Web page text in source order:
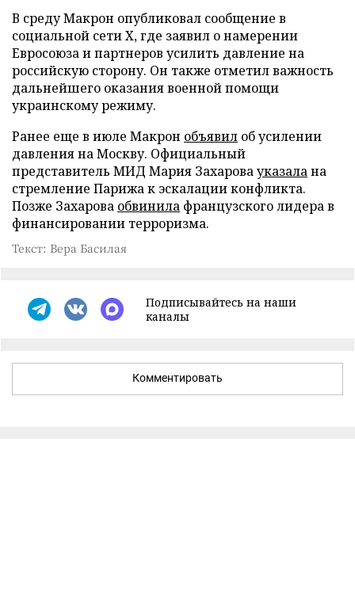
В среду Макрон опубликовал сообщение в
социальной сети X, где заявил о намерении
Евросоюза и партнеров усилить давление на
российскую сторону. Он также отметил важность
дальнейшего оказания военной помощи
украинскому режиму.
Ранее еще в июле Макрон объявил об усилении
давления на Москву. Официальный
представитель МИД Мария Захаровауказалана
стремление Парижа к эскалации конфликта.
Позже Захарова обвинила французского лидера в
финансировании терроризма.
Текст: Вера Басилая
Подписывайтесь на наши
каналы
Комментировать